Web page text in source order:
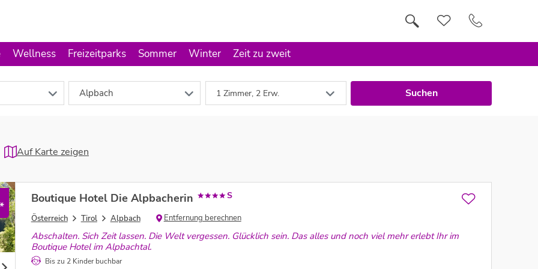
Wellness Freizeitparks Sommer Winter Zeit zu zweit
Alpbach 1 Zimmer, 2 Erw. Suchen
Auf Karte zeigen
*
Boutique Hotel Die Alpbacherin S
Österreich Tirol Alpbach Entfernung berechnen
Abschalten. Sich Zeit lassen. Die Welt vergessen. Glücklich sein. Das alles und noch viel mehr erlebt Ihr im
Boutique Hotel im Alpbachtal.
Bis zu 2 Kinder buchbar